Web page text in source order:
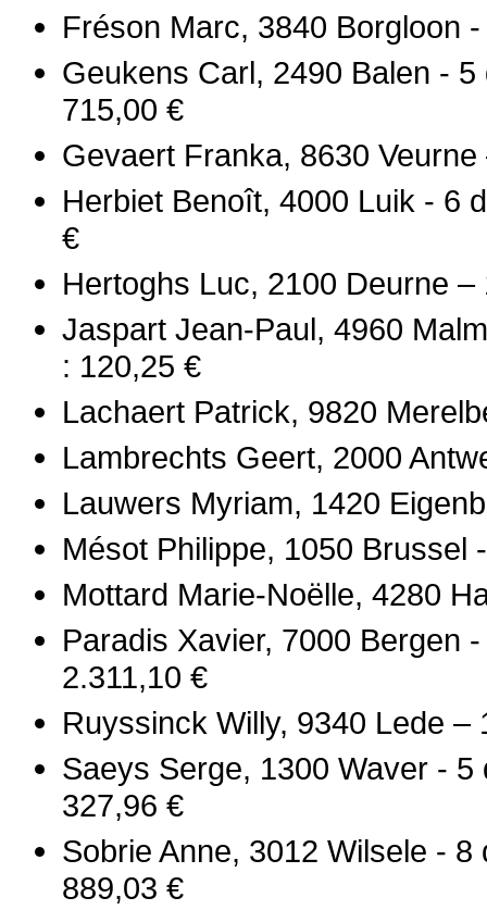
Fréson Marc, 3840 Borgloon
Geukens Carl, 2490 Balen -
715,00 €
Gevaert Franka, 8630
Herbiet Benoît, 4000 Luik - 6
€
Hertoghs Luc, 2100 Deurne
Jaspart Jean-Paul, 4960
: 120,25 €
Lachaert Patrick, 9820
Lambrechts Geert, 2000
Lauwers Myriam, 1420
Mésot Philippe, 1050 Brussel
Mottard Marie-Noëlle, 4280
Paradis Xavier, 7000 Bergen
2.311,10 €
Ruyssinck Willy, 9340 Lede –
Saeys Serge, 1300 Waver -
327,96 €
Sobrie Anne, 3012 Wilsele -
889,03 €